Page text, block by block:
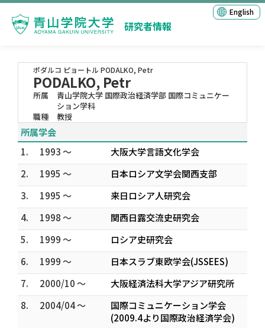
研究者情報
English
ポダルコ ピョートル PODALKO, Petr
PODALKO, Petr
所属
青山学院大学 国際政治経済学部 国際コミュニケー
ション学科
職種
教授
所属学会
1.
1993 ～
大阪大学言語文化学会
2.
1995 ～
日本ロシア文学会関西支部
3.
1995 ～
来日ロシア人研究会
4.
1998 ～
関西日露交流史研究会
5.
1999 ～
ロシア史研究会
6.
1999 ～
日本スラブ東欧学会(JSSEES)
7.
2000/10 ～
大阪経済法科大学アジア研究所
8.
2004/04 ～
国際コミュニケーション学会
(2009.4より国際政治経済学会)